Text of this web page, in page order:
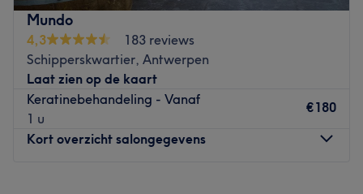
wandelafstand van het station Antwerpen-Berchem en
dicht bij verschillende bushaltes en tramhaltes. Dankzij
onze centrale ligging zijn we vlot bereikbaar, zowel
vanuit het centrum van Antwerpen als vanuit de
omliggende gemeenten.
Go to venue
Mundo
4,3
183 reviews
Schipperskwartier, Antwerpen
Laat zien op de kaart
Keratinebehandeling - Vanaf
1 u
€180
Kort overzicht salongegevens